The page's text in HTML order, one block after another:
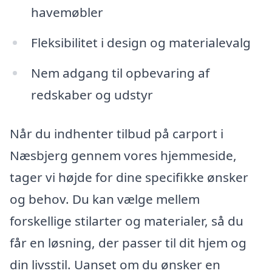
havemøbler
Fleksibilitet i design og materialevalg
Nem adgang til opbevaring af
redskaber og udstyr
Når du indhenter tilbud på carport i
Næsbjerg gennem vores hjemmeside,
tager vi højde for dine specifikke ønsker
og behov. Du kan vælge mellem
forskellige stilarter og materialer, så du
får en løsning, der passer til dit hjem og
din livsstil. Uanset om du ønsker en